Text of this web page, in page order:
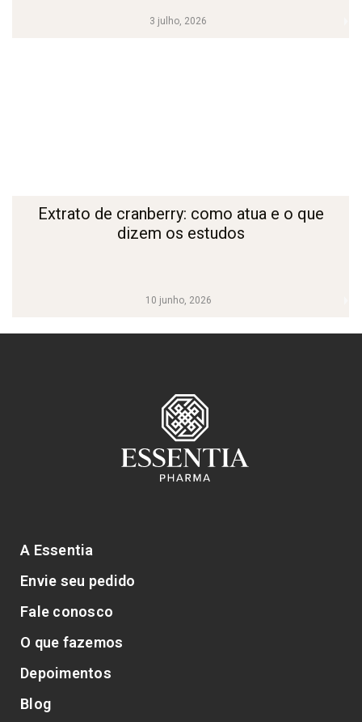
3 julho, 2026
10 junho, 2026
Extrato de cranberry: como atua e o que
dizem os estudos
A Essentia
Envie seu pedido
Fale conosco
O que fazemos
Depoimentos
Blog